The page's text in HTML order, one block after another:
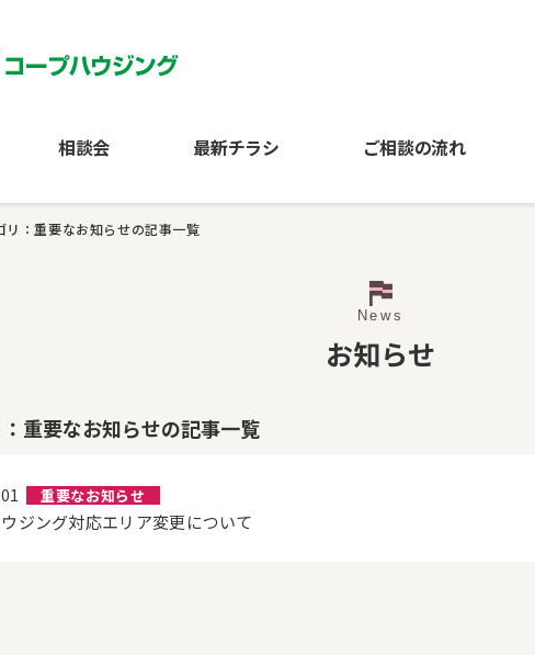
相談会 最新チラシ ご相談の流れ
リ：重要なお知らせの記事一覧
News
お知らせ
重要なお知らせの記事一覧
重要なお知らせ
ジング対応エリア変更について